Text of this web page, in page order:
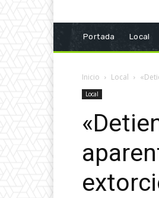
Portada Local
Inicio Local
Local